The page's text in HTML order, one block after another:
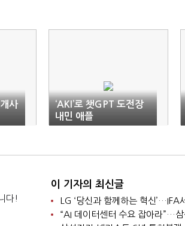
사
‘AKI’로 챗GPT 도전장
내민 애플
다!
이 기자의 최신글
LG ‘당신과 함께하는 혁신’…IFA
“AI 데이터센터 수요 잡아라”…